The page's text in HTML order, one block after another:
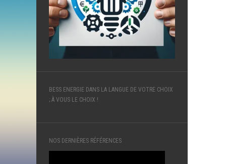
BESS ENERGIE DANS LA LANGUE DE VOTRE CHOIX
; À VOUS LE CHOIX !
NOS DERNIÈRES RÉFÉRENCES